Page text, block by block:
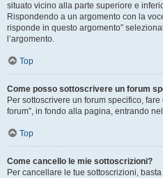
situato vicino alla parte superiore e
Rispondendo a un argomento con la
risponde in questo argomento”
l’argomento.
Top
Come posso sottoscrivere un forum
Per sottoscrivere un forum specifico,
forum”, in fondo alla pagina, entrando
Top
Come cancello le mie sottoscrizioni?
Per cancellare le tue sottoscrizioni,